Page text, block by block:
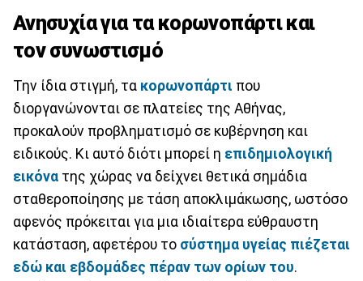
Ανησυχία για τα κορωνοπάρτι και
τον συνωστισμό
Την ίδια στιγμή, τα κορωνοπάρτι που
διοργανώνονται σε πλατείες της Αθήνας,
προκαλούν προβληματισμό σε κυβέρνηση και
ειδικούς. Κι αυτό διότι μπορεί η επιδημιολογική
εικόνα της χώρας να δείχνει θετικά σημάδια
σταθεροποίησης με τάση αποκλιμάκωσης, ωστόσο
αφενός πρόκειται για μια ιδιαίτερα εύθραυστη
κατάσταση, αφετέρου το σύστημα υγείας πιέζεται
εδώ και εβδομάδες πέραν των ορίων του.